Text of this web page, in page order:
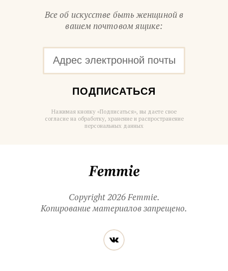
Все об искусстве быть женщиной в
вашем почтовом ящике:
ПОДПИСАТЬСЯ
Нажимая кнопку «Подписаться», вы даете свое
согласие на обработку, хранение и распространение
персональных данных
Copyright 2026 Femmie.
Копирование материалов запрещено.
Читайте
нас
в социальных